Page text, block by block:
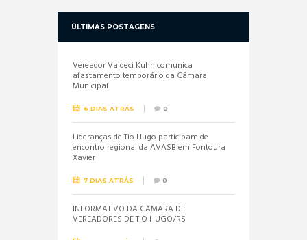
ÚLTIMAS POSTAGENS
Vereador Valdeci Kuhn comunica
afastamento temporário da Câmara
Municipal
6 DIAS ATRÁS 0
Lideranças de Tio Hugo participam de
encontro regional da AVASB em Fontoura
Xavier
7 DIAS ATRÁS 0
INFORMATIVO DA CÂMARA DE
VEREADORES DE TIO HUGO/RS